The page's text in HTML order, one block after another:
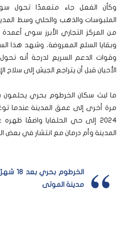
وكأن الفعل جاء متعمدًا تحول
الملبوسات والذهب والحلي وسط
من المركز التجاري الأبرز سوى أعمدة
وبقايا السلع المعروضة، وشهد هذا
وقوات الدعم السريع لدرجة أنه
الأحيان قبل أن يتراجع الجيش إلى سلاح
ما لبث سكان الخرطوم بحري يحلمون
2024 إلى حي الحلفايا واضعًا
المدينة وأم درمان مع انتشار في بعض
مدينة الموتى